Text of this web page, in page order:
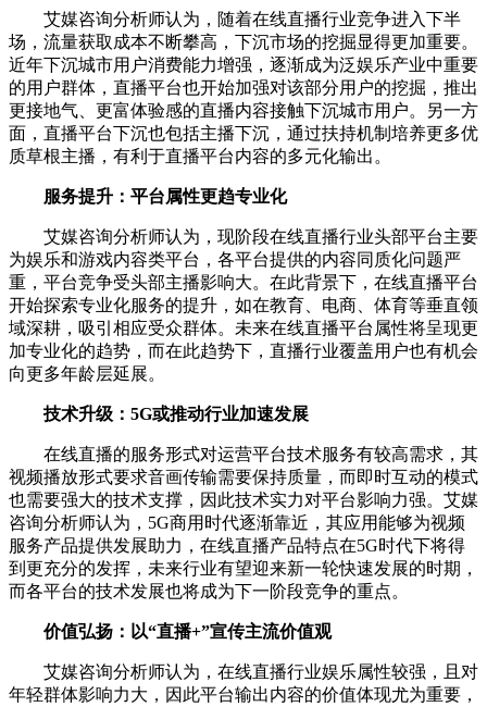
艾媒咨询分析师认为，随着在线直播行业竞争进入下半
场，流量获取成本不断攀高，下沉市场的挖掘显得更加重要。
近年下沉城市用户消费能力增强，逐渐成为泛娱乐产业中重要
的用户群体，直播平台也开始加强对该部分用户的挖掘，推出
更接地气、更富体验感的直播内容接触下沉城市用户。另一方
面，直播平台下沉也包括主播下沉，通过扶持机制培养更多优
质草根主播，有利于直播平台内容的多元化输出。
服务提升：平台属性更趋专业化
艾媒咨询分析师认为，现阶段在线直播行业头部平台主要
为娱乐和游戏内容类平台，各平台提供的内容同质化问题严
重，平台竞争受头部主播影响大。在此背景下，在线直播平台
开始探索专业化服务的提升，如在教育、电商、体育等垂直领
域深耕，吸引相应受众群体。未来在线直播平台属性将呈现更
加专业化的趋势，而在此趋势下，直播行业覆盖用户也有机会
向更多年龄层延展。
技术升级：5G或推动行业加速发展
在线直播的服务形式对运营平台技术服务有较高需求，其
视频播放形式要求音画传输需要保持质量，而即时互动的模式
也需要强大的技术支撑，因此技术实力对平台影响力强。艾媒
咨询分析师认为，5G商用时代逐渐靠近，其应用能够为视频
服务产品提供发展助力，在线直播产品特点在5G时代下将得
到更充分的发挥，未来行业有望迎来新一轮快速发展的时期，
而各平台的技术发展也将成为下一阶段竞争的重点。
价值弘扬：以“直播+”宣传主流价值观
艾媒咨询分析师认为，在线直播行业娱乐属性较强，且对
年轻群体影响力大，因此平台输出内容的价值体现尤为重要，